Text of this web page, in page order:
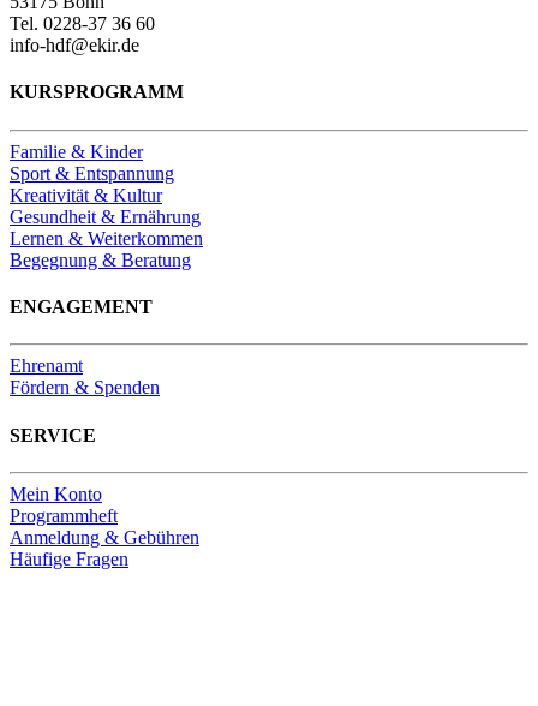
Tel. 0228-37 36 60
info-hdf@ekir.de
KURSPROGRAMM
Familie & Kinder
Sport & Entspannung
Kreativität & Kultur
Gesundheit & Ernährung
Lernen & Weiterkommen
Begegnung & Beratung
ENGAGEMENT
Ehrenamt
Fördern & Spenden
SERVICE
Mein Konto
Programmheft
Anmeldung & Gebühren
Häufige Fragen